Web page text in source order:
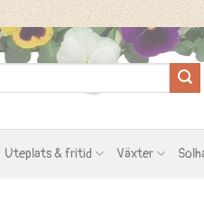
Uteplats & fritid Växter